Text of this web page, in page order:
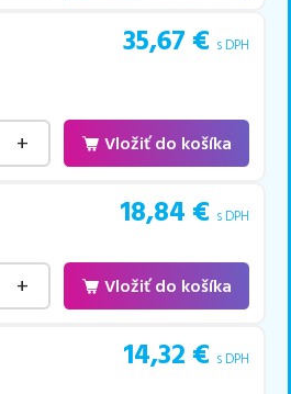
35,67 € s DPH
+ Vložiť do košíka
18,84 € s DPH
+ Vložiť do košíka
14,32 € s DPH